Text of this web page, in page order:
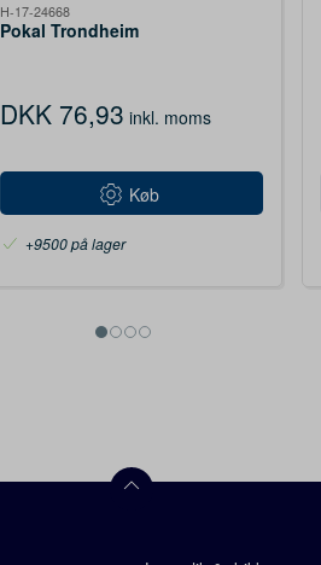
H-17-24668
Pokal Trondheim
DKK 76,93 inkl. moms
Køb
+9500 på lager